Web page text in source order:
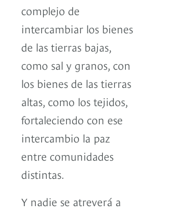
complejo de
intercambiar los bienes
de las tierras bajas,
como sal y granos, con
los bienes de las tierras
altas, como los tejidos,
fortaleciendo con ese
intercambio la paz
entre comunidades
distintas.
Y nadie se atreverá a